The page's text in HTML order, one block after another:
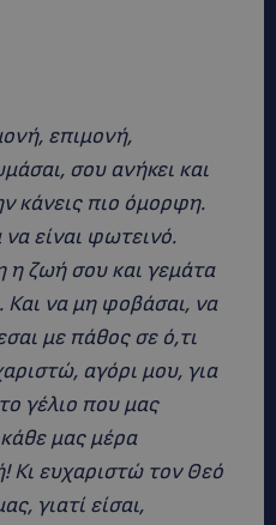
επιμονή,
σου ανήκει και
κάνεις πιο όμορφη.
είναι φωτεινό.
η ζωή σου και γεμάτα
να μη φοβάσαι, να
με πάθος σε ό,τι
αγόρι μου, για
γέλιο που μας
κάθε μας μέρα
Κι ευχαριστώ τον Θεό
γιατί είσαι,